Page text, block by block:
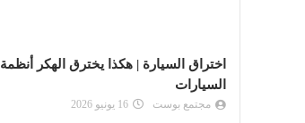
اختراق السيارة | هكذا يخترق الهكر أنظمة
السيارات
مجتمع بوست 16 يونيو 2026